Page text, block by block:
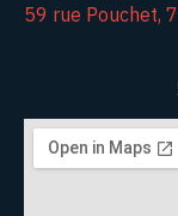
59 rue Pouchet,